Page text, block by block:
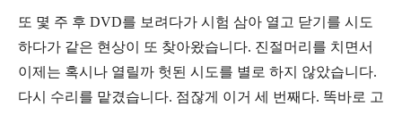
또 몇 주 후 DVD를 보려다가 시험 삼아 열고 닫기를 시도
하다가 같은 현상이 또 찾아왔습니다. 진절머리를 치면서
이제는 혹시나 열릴까 헛된 시도를 별로 하지 않았습니다.
다시 수리를 맡겼습니다. 점잖게 이거 세 번째다. 똑바로 고